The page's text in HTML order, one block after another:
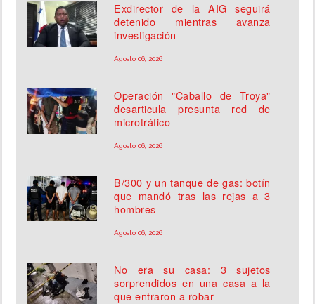
Exdirector de la AIG seguirá
detenido mientras avanza
investigación
Agosto 06, 2026
Operación "Caballo de Troya"
desarticula presunta red de
microtráfico
Agosto 06, 2026
B/300 y un tanque de gas: botín
que mandó tras las rejas a 3
hombres
Agosto 06, 2026
No era su casa: 3 sujetos
sorprendidos en una casa a la
que entraron a robar